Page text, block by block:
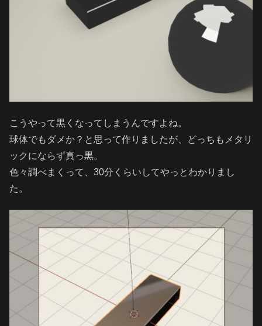
こうやって黒くなってしまうんですよね。
球体でもダメか？と思って作りましたが、どっちもメタリ
ックにならず真っ黒。
色々調べまくって、30分くらいしてやっとわかりまし
た。